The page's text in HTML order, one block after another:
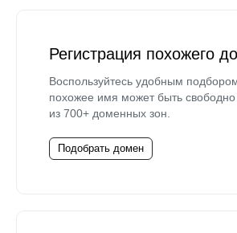
Регистрация похожего
Воспользуйтесь удобным
похожее имя может быть
из 700+ доменных зон.
Подобрать домен